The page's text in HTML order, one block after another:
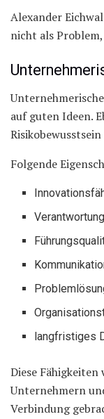
Alexander
nicht als
auf guten Ideen.
Folgende
langfristiges
Diese
Unternehmern
Verbindung